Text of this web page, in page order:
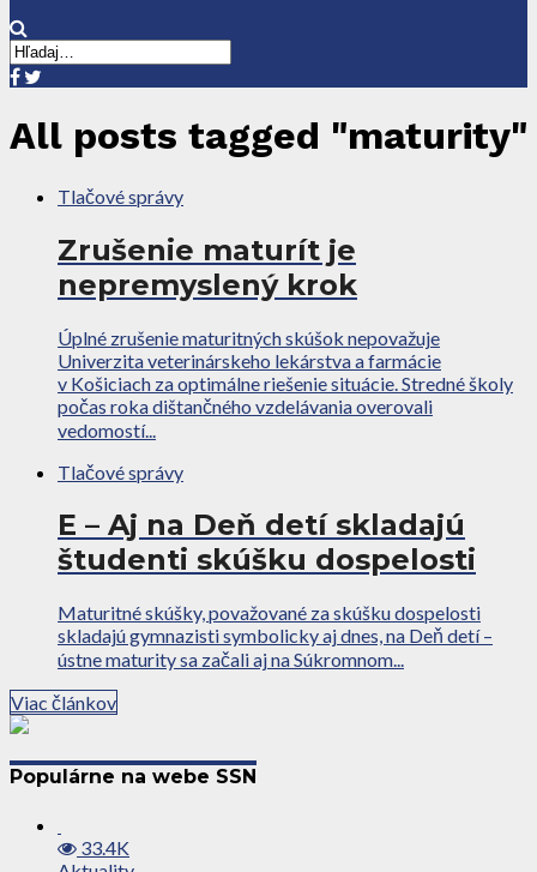
All posts tagged "maturity"
Tlačové správy
Zrušenie maturít je
nepremyslený krok
Úplné zrušenie maturitných skúšok nepovažuje
Univerzita veterinárskeho lekárstva a farmácie
v Košiciach za optimálne riešenie situácie. Stredné školy
počas roka dištančného vzdelávania overovali
vedomostí...
Tlačové správy
E – Aj na Deň detí skladajú
študenti skúšku dospelosti
Maturitné skúšky, považované za skúšku dospelosti
skladajú gymnazisti symbolicky aj dnes, na Deň detí –
ústne maturity sa začali aj na Súkromnom...
Viac článkov
Populárne na webe SSN
33.4K